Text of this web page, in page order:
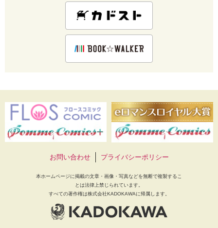
お問い合わせ プライバシーポリシー
本ホームページに掲載の文章・画像・写真などを無断で複製するこ
とは法律上禁じられています。
すべての著作権は株式会社KADOKAWAに帰属します。